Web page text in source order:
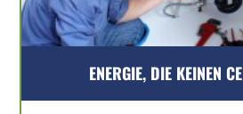
ENERGIE, DIE KEINEN